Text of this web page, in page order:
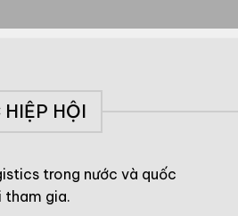
HIỆP HỘI
trong nước và quốc
tham gia.